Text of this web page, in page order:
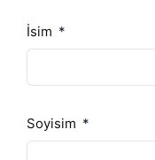
İsim
Soyisim